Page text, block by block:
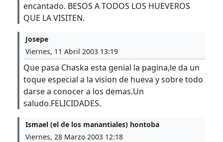
encantado. BESOS A TODOS LOS HUEVEROS
QUE LA VISITEN.
Josepe
Viernes, 11 Abril 2003 13:19
Que pasa Chaska esta genial la pagina,le da un
toque especial a la vision de hueva y sobre todo
darse a conocer a los demas.Un
saludo.FELICIDADES.
Ismael (el de los manantiales) hontoba
Viernes, 28 Marzo 2003 12:18